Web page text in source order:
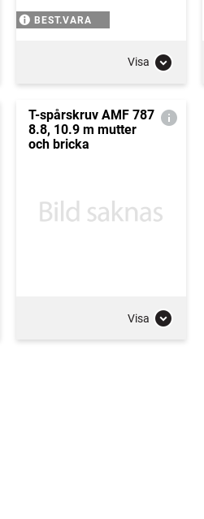
BEST.VARA
Visa
T-spårskruv AMF 787
8.8, 10.9 m mutter
och bricka
Visa